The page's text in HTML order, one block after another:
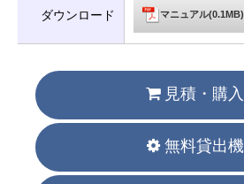
ダウンロード マニュアル(0.1MB)
見積・購入
無料貸出機